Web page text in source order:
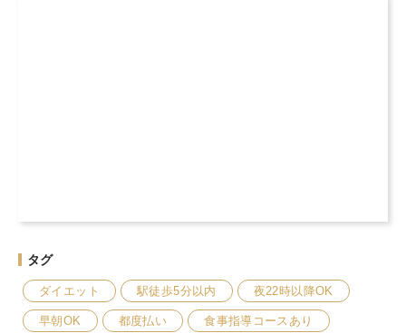
タグ
ダイエット 駅徒歩5分以内 夜22時以降OK
早朝OK 都度払い 食事指導コースあり